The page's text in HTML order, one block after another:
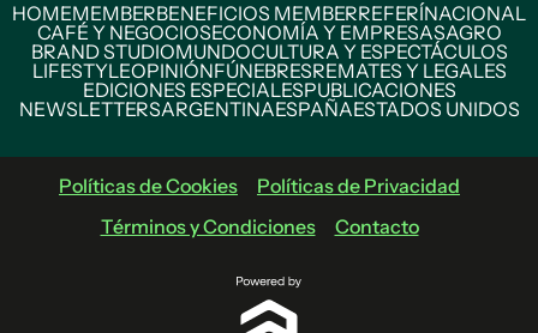
HOMEMEMBERBENEFICIOS MEMBERREFERÍNACIONAL
CAFÉ Y NEGOCIOSECONOMÍA Y EMPRESASAGRO
BRAND STUDIOMUNDOCULTURA Y ESPECTÁCULOS
LIFESTYLEOPINIÓNFÚNEBRESREMATES Y LEGALES
EDICIONES ESPECIALESPUBLICACIONES
NEWSLETTERSARGENTINAESPAÑAESTADOS UNIDOS
Políticas de Cookies
Políticas de Privacidad
Términos y Condiciones
Contacto